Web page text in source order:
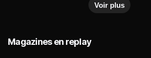
Voir plus
Magazines en replay